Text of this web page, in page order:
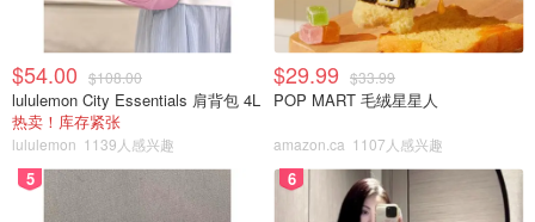
$54.00 $108.00
lululemon City Essentials 肩背包 4L
热卖！库存紧张
lululemon 1139人感兴趣
$29.99 $33.99
POP MART 毛绒星星人
amazon.ca 1107人感兴趣
5 6